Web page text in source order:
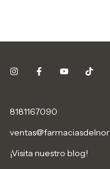
8181167090
¡Visita nuestro blog!